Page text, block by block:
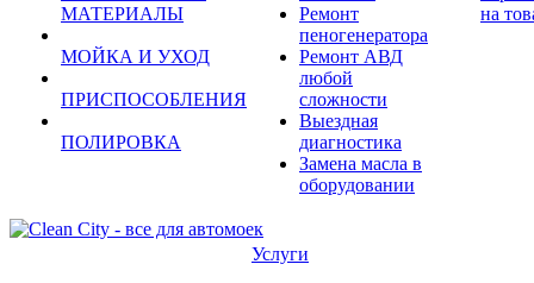
МАТЕРИАЛЫ
МОЙКА И УХОД
ПРИСПОСОБЛЕНИЯ
ПОЛИРОВКА
Ремонт
пеногенератора
Ремонт АВД
любой
сложности
Выездная
диагностика
Замена масла в
оборудовании
на
Услуги